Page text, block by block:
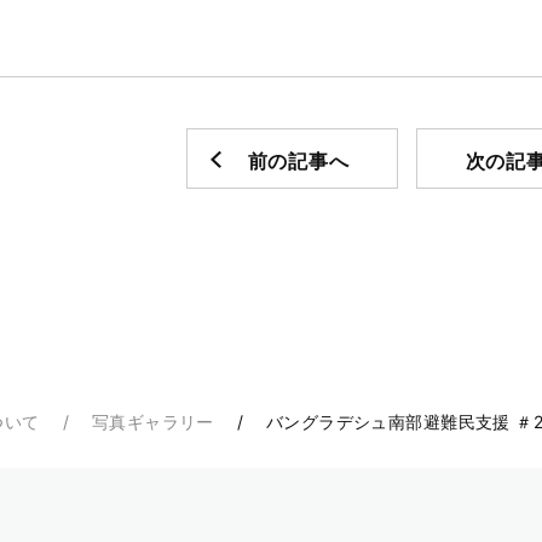
前の記事へ 次の記
て 写真ギャラリー バングラデシュ南部避難民支援 ＃